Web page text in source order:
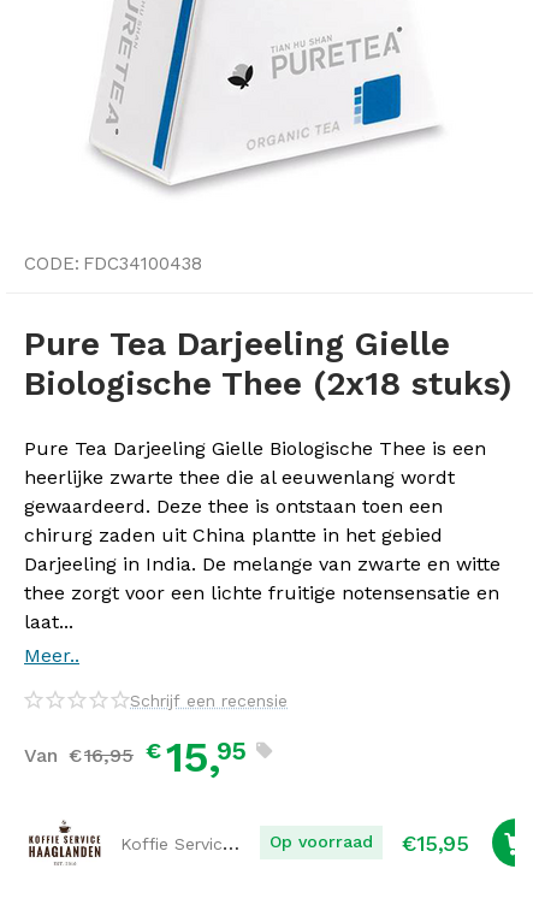
CODE: FDC34100438
Pure Tea Darjeeling Gielle
Biologische Thee (2x18 stuks)
Pure Tea Darjeeling Gielle Biologische Thee is een
heerlijke zwarte thee die al eeuwenlang wordt
gewaardeerd. Deze thee is ontstaan toen een
chirurg zaden uit China plantte in het gebied
Darjeeling in India. De melange van zwarte en witte
thee zorgt voor een lichte fruitige notensensatie en
laat...
Meer..
Schrijf een recensie
Van €16,95 € 15,95
Koffie Service Haaglanden Op voorraad €15,95